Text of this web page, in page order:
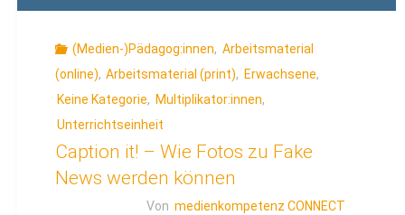
(Medien-)Pädagog:innen, Arbeitsmaterial
(online), Arbeitsmaterial (print), Erwachsene,
Keine Kategorie, Multiplikator:innen,
Unterrichtseinheit
Caption it! – Wie Fotos zu Fake
News werden können
Von medienkompetenz CONNECT